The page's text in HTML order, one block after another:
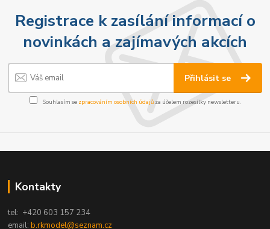
Registrace k zasílání informací o
novinkách a zajímavých akcích
Přihlásit se
Souhlasím se zpracováním osobních údajůza účelem rozesílky newsletteru.
Kontakty
tel: +420 603 157 234
email:b.rkmodel@seznam.cz